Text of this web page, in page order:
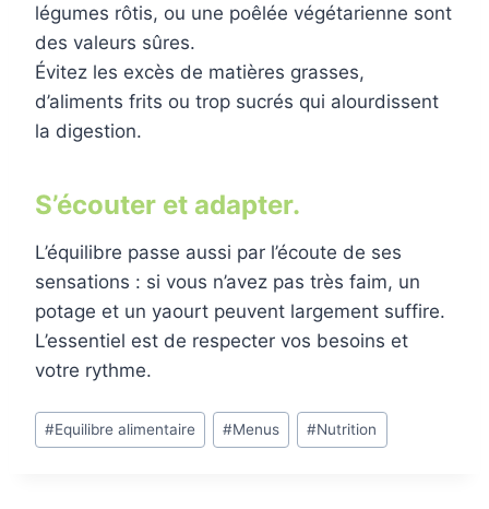
légumes rôtis, ou une poêlée végétarienne sont
des valeurs sûres.
Évitez les excès de matières grasses,
d’aliments frits ou trop sucrés qui alourdissent
la digestion.
S’écouter et adapter.
L’équilibre passe aussi par l’écoute de ses
sensations : si vous n’avez pas très faim, un
potage et un yaourt peuvent largement suffire.
L’essentiel est de respecter vos besoins et
votre rythme.
Étiquettes
de
#Equilibre alimentaire #Menus #Nutrition